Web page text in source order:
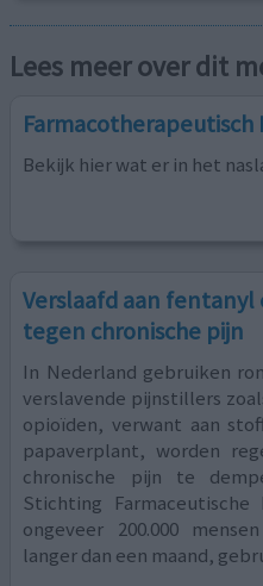
Lees meer over dit
Farmacotherapeutisch
Bekijk hier wat er in het
Verslaafd aan fentanyl
tegen chronische pijn
In Nederland gebruiken
verslavende pijnstillers
opioïden, verwant aan
papaverplant, worden
chronische pijn te
Stichting
ongeveer 200.000
langer dan een maand,